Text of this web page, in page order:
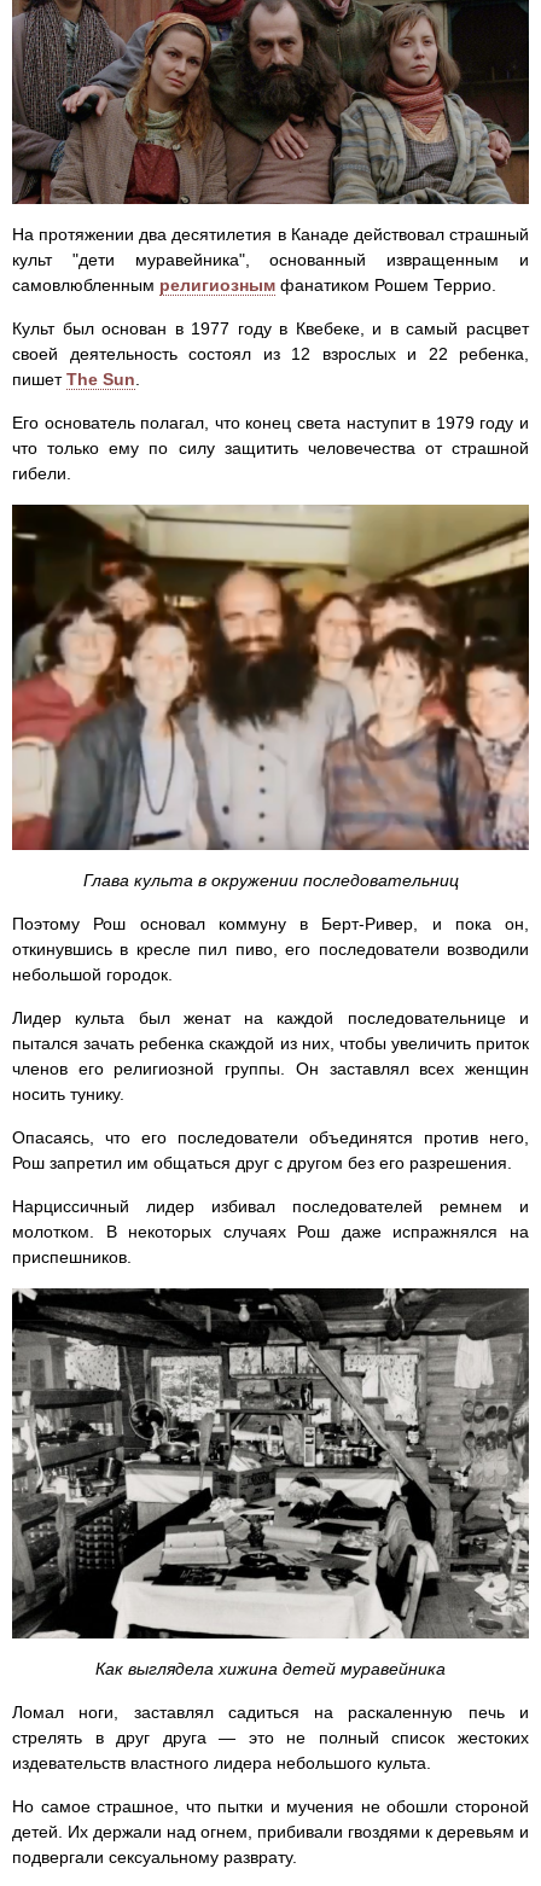
На протяжении два десятилетия в Канаде действовал страшный
культ "дети муравейника", основанный извращенным и
самовлюбленным религиозным фанатиком Рошем Террио.
Культ был основан в 1977 году в Квебеке, и в самый расцвет
своей деятельность состоял из 12 взрослых и 22 ребенка,
пишетThe Sun
Его основатель полагал, что конец света наступит в 1979 году и
что только ему по силу защитить человечества от страшной
гибели.
Глава культа в окружении последовательниц
Поэтому Рош основал коммуну в Берт-Ривер, и пока он,
откинувшись в кресле пил пиво, его последователи возводили
небольшой городок.
Лидер культа был женат на каждой последовательнице и
пытался зачать ребенка скаждой из них, чтобы увеличить приток
членов его религиозной группы. Он заставлял всех женщин
носить тунику.
Опасаясь, что его последователи объединятся против него,
Рош запретил им общаться друг с другом без его разрешения.
Нарциссичный лидер избивал последователей ремнем и
молотком. В некоторых случаях Рош даже испражнялся на
приспешников.
Как выглядела хижина детей муравейника
Ломал ноги, заставлял садиться на раскаленную печь и
стрелять в друг друга — это не полный список жестоких
издевательств властного лидера небольшого культа.
Но самое страшное, что пытки и мучения не обошли стороной
детей. Их держали над огнем, прибивали гвоздями к деревьям и
подвергали сексуальному разврату.